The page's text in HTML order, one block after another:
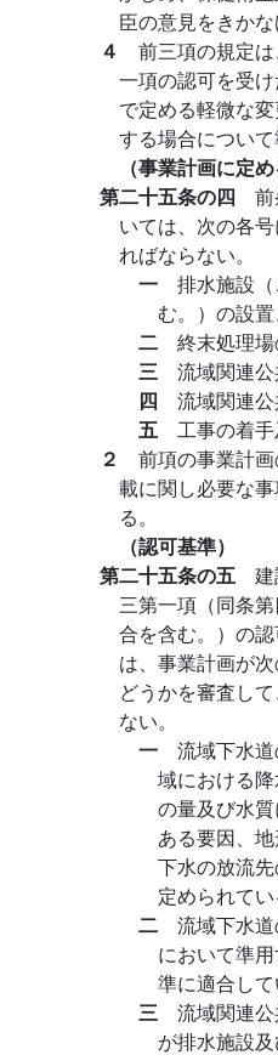
臣の意見をきかな
４ 前三項の規定
一項の認可を受
で定める軽微な
する場合について
（事業計画に定
第二十五条の四
いては、次の各
ればならない。
一 排水施設
む。）の設
二 終末処理
三 流域関連
四 流域関連
五 工事の着
２ 前項の事業計
載に関し必要な
る。
（認可基準）
第二十五条の五
三第一項（同条
合を含む。）の
は、事業計画が
どうかを審査し
ない。
一 流域下水
域における
の量及び水
ある要因、
下水の放流
定められてい
二 流域下水
において準
準に適合して
三 流域関連
が排水施設